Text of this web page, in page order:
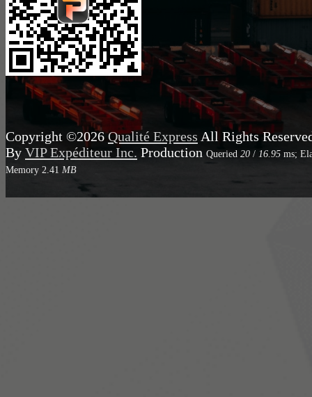
Copyright ©2026Qualité Express All Rights
By VIP Expéditeur Inc. Production Queried 20 / 16.95 ms;
Memory 2.41 MB